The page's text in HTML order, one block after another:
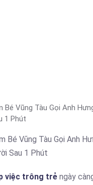
Bé Vũng Tàu Gọi Anh
1 Phút
Bé Vũng Tàu Gọi Anh
Sau 1 Phút
việc trông trẻ ngày